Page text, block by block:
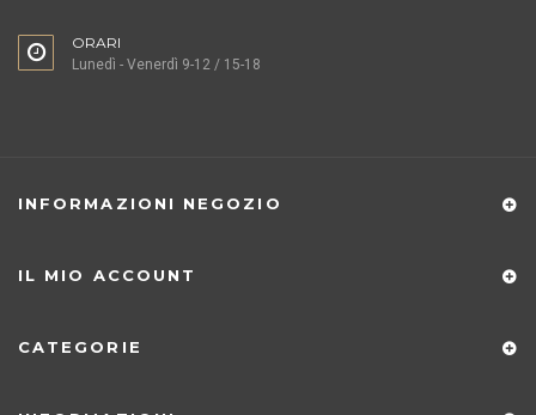
ORARI
Lunedì - Venerdì 9-12 / 15-18
INFORMAZIONI NEGOZIO
IL MIO ACCOUNT
CATEGORIE